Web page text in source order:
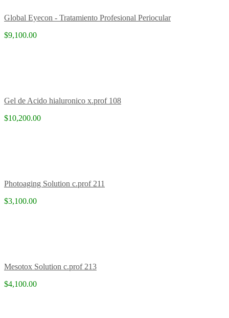
Global Eyecon - Tratamiento Profesional Periocular
$9,100.00
Gel de Acido hialuronico x.prof 108
$10,200.00
Photoaging Solution c.prof 211
$3,100.00
Mesotox Solution c.prof 213
$4,100.00